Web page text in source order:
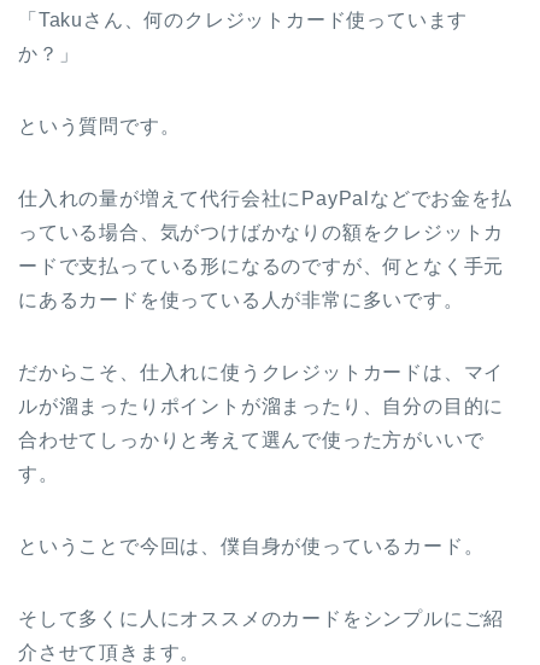
「Takuさん、何のクレジットカード使っています
か？」
という質問です。
仕入れの量が増えて代行会社にPayPalなどでお金を払
っている場合、気がつけばかなりの額をクレジットカ
ードで支払っている形になるのですが、何となく手元
にあるカードを使っている人が非常に多いです。
だからこそ、仕入れに使うクレジットカードは、マイ
ルが溜まったりポイントが溜まったり、自分の目的に
合わせてしっかりと考えて選んで使った方がいいで
す。
ということで今回は、僕自身が使っているカード。
そして多くに人にオススメのカードをシンプルにご紹
介させて頂きます。